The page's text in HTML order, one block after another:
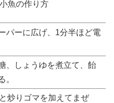
魚の作り方
パーに広げ、1分半ほど電
、しょうゆを煮立て、飴
。
炒りゴマを加えてまぜ